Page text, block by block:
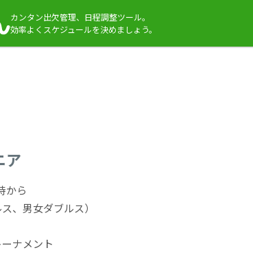
カンタン出欠管理、日程調整ツール。
効率よくスケジュールを決めましょう。
ア
から
、男女ダブルス）
ナメント